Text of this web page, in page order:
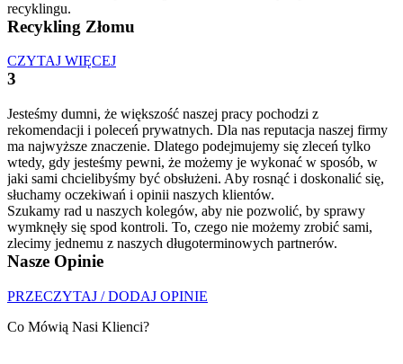
recyklingu.
Recykling Złomu
CZYTAJ WIĘCEJ
3
Jesteśmy dumni, że większość naszej pracy pochodzi z
rekomendacji i poleceń prywatnych. Dla nas reputacja naszej firmy
ma najwyższe znaczenie. Dlatego podejmujemy się zleceń tylko
wtedy, gdy jesteśmy pewni, że możemy je wykonać w sposób, w
jaki sami chcielibyśmy być obsłużeni. Aby rosnąć i doskonalić się,
słuchamy oczekiwań i opinii naszych klientów.
Szukamy rad u naszych kolegów, aby nie pozwolić, by sprawy
wymknęły się spod kontroli. To, czego nie możemy zrobić sami,
zlecimy jednemu z naszych długoterminowych partnerów.
Nasze Opinie
PRZECZYTAJ / DODAJ OPINIE
Co Mówią Nasi Klienci?